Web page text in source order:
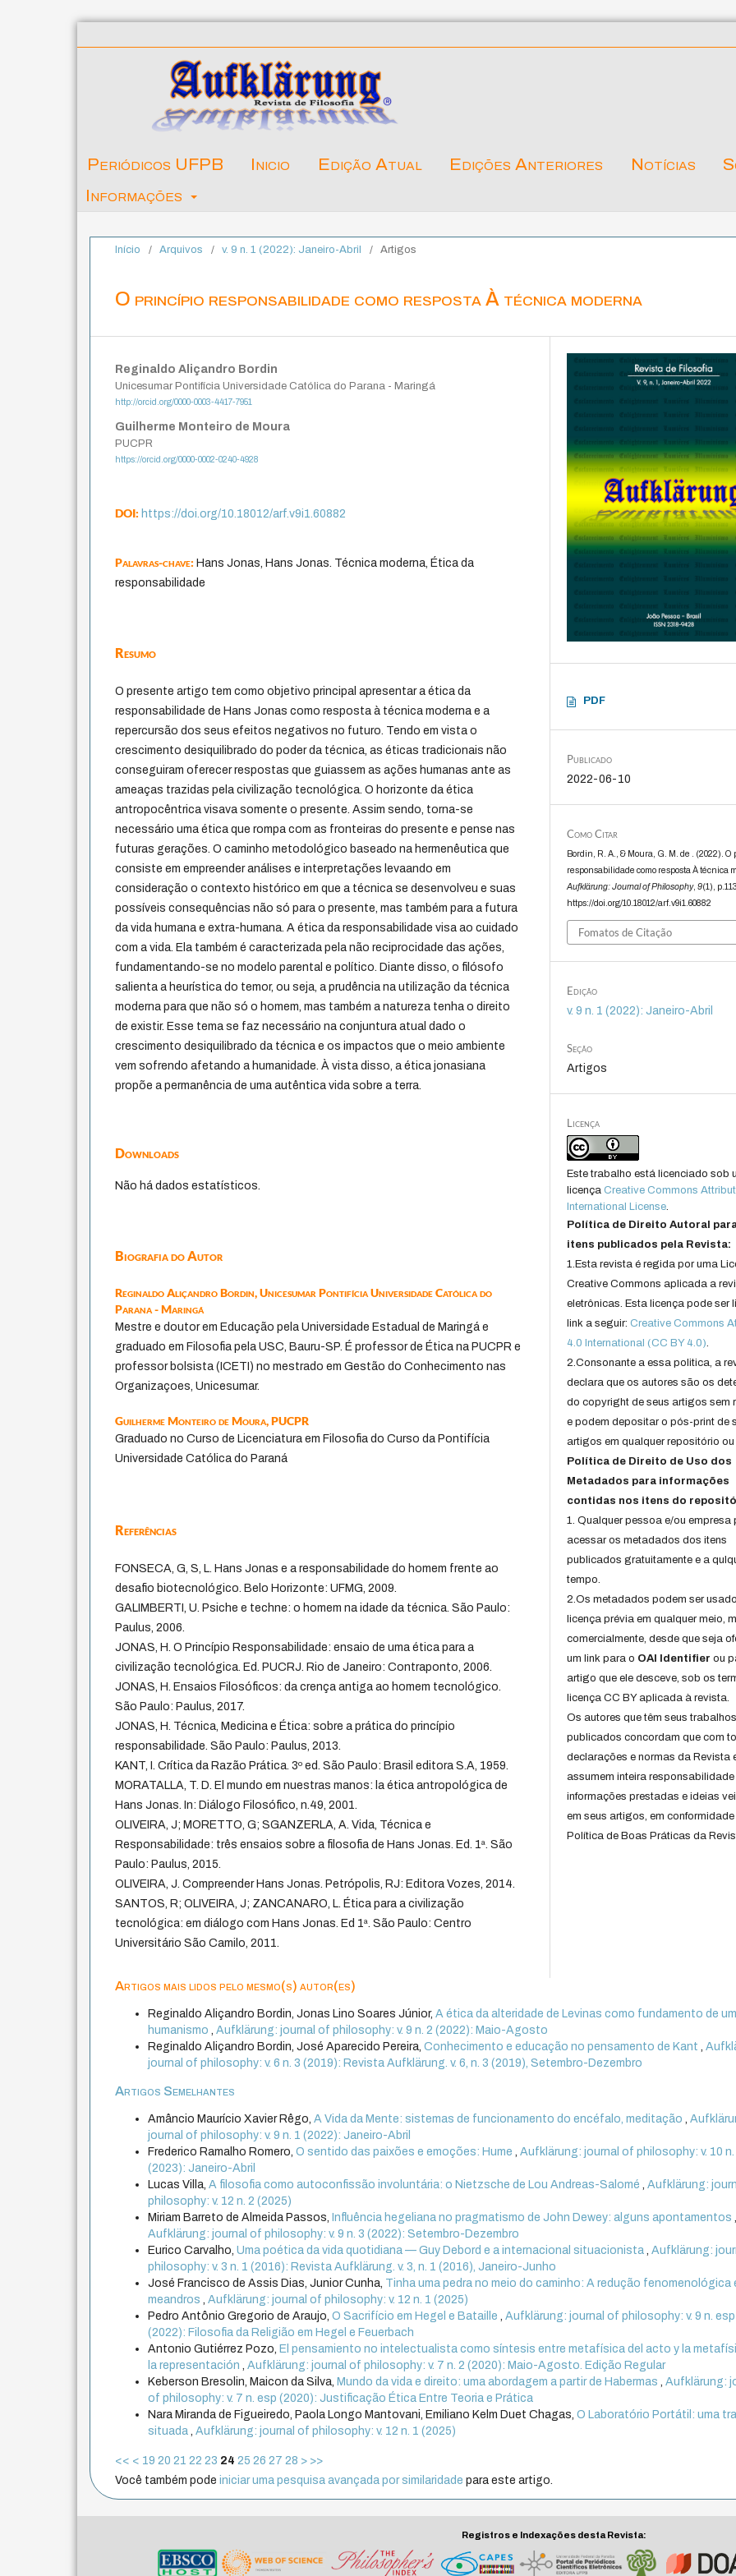
Periódicos UFPB Inicio Edição Atual Edições Anteriores Notícias
Informações
Início / Arquivos / v. 9 n. 1 (2022): Janeiro-Abril / Artigos
O princípio responsabilidade como resposta À técnica moderna
Reginaldo Aliçandro Bordin
Unicesumar Pontifícia Universidade Católica do Parana - Maringá
http://orcid.org/0000-0003-4417-7951
Guilherme Monteiro de Moura
PUCPR
https://orcid.org/0000-0002-0240-4928
DOI:https://doi.org/10.18012/arf.v9i1.60882
Palavras-chave:Hans Jonas, Hans Jonas. Técnica moderna, Ética da
responsabilidade
Resumo
O presente artigo tem como objetivo principal apresentar a ética da
responsabilidade de Hans Jonas como resposta à técnica moderna e a
repercursão dos seus efeitos negativos no futuro. Tendo em vista o
crescimento desiquilibrado do poder da técnica, as éticas tradicionais não
conseguiram oferecer respostas que guiassem as ações humanas ante as
ameaças trazidas pela civilização tecnológica. O horizonte da ética
antropocêntrica visava somente o presente. Assim sendo, torna-se
necessário uma ética que rompa com as fronteiras do presente e pense nas
futuras gerações. O caminho metodológico baseado na hermenêutica que
consiste em empreender análises e interpretações levaando em
consideração o contexto histórico em que a técnica se desenvolveu e suas
possíveis consequências não só para o presente, mas também para a futura
da vida humana e extra-humana. A ética da responsabilidade visa ao cuidado
com a vida. Ela também é caracterizada pela não reciprocidade das ações,
fundamentando-se no modelo parental e político. Diante disso, o filósofo
salienta a heurística do temor, ou seja, a prudência na utilização da técnica
moderna para que não só o homem, mas também a natureza tenha o direito
de existir. Esse tema se faz necessário na conjuntura atual dado o
crescimento desiquilibrado da técnica e os impactos que o meio ambiente
vem sofrendo afetando a humanidade. À vista disso, a ética jonasiana
propõe a permanência de uma autêntica vida sobre a terra.
Downloads
Não há dados estatísticos.
Biografia do Autor
Reginaldo Aliçandro Bordin,Unicesumar Pontifícia Universidade Católica do
Parana - Maringá
Mestre e doutor em Educação pela Universidade Estadual de Maringá e
graduado em Filosofia pela USC, Bauru-SP. É professor de Ética na PUCPR e
professor bolsista (ICETI) no mestrado em Gestão do Conhecimento nas
Organizaçoes, Unicesumar.
Guilherme Monteiro de Moura,PUCPR
Graduado no Curso de Licenciatura em Filosofia do Curso da Pontifícia
Universidade Católica do Paraná
Referências
FONSECA, G, S, L. Hans Jonas e a responsabilidade do homem frente ao
desafio biotecnológico. Belo Horizonte: UFMG, 2009.
GALIMBERTI, U. Psiche e techne: o homem na idade da técnica. São Paulo:
Paulus, 2006.
JONAS, H. O Princípio Responsabilidade: ensaio de uma ética para a
civilização tecnológica. Ed. PUCRJ. Rio de Janeiro: Contraponto, 2006.
JONAS, H. Ensaios Filosóficos: da crença antiga ao homem tecnológico.
São Paulo: Paulus, 2017.
JONAS, H. Técnica, Medicina e Ética: sobre a prática do princípio
responsabilidade. São Paulo: Paulus, 2013.
KANT, I. Crítica da Razão Prática. 3º ed. São Paulo: Brasil editora S.A, 1959.
MORATALLA, T. D. El mundo em nuestras manos: la ética antropológica de
Hans Jonas. In: Diálogo Filosófico, n.49, 2001.
OLIVEIRA, J; MORETTO, G; SGANZERLA, A. Vida, Técnica e
Responsabilidade: três ensaios sobre a filosofia de Hans Jonas. Ed. 1ª. São
Paulo: Paulus, 2015.
OLIVEIRA, J. Compreender Hans Jonas. Petrópolis, RJ: Editora Vozes, 2014.
SANTOS, R; OLIVEIRA, J; ZANCANARO, L. Ética para a civilização
tecnológica: em diálogo com Hans Jonas. Ed 1ª. São Paulo: Centro
Universitário São Camilo, 2011.
PDF
Publicado
2022-06-10
Como Citar
Bordin, R. A., & Moura, G. M. de . (2022). O
responsabilidade como resposta À técnica
Aufklärung: Journal of Philosophy,9(1),
https://doi.org/10.18012/arf.v9i1.60882
Fomatos de Citação
Edição
v. 9 n. 1 (2022): Janeiro-Abril
Seção
Artigos
Licença
Este trabalho está licenciado sob
licençaCreative Commons
International License.
Política de Direito Autoral
itens publicados pela Revista:
1.Esta revista é regida por uma
Creative Commons aplicada a
eletrônicas. Esta licença pode ser
link a seguir:Creative Commons
4.0 International (CC BY 4.0).
2.Consonante a essa politica, a
declara que os autores são os
do copyright de seus artigos sem
e podem depositar o pós-print de
artigos em qualquer repositório ou
Política de Direito de Uso dos
Metadados para informações
contidas nos itens do
1. Qualquer pessoa e/ou empresa
acessar os metadados dos itens
publicados gratuitamente e a
tempo.
2.Os metadados podem ser
licença prévia em qualquer meio,
comercialmente, desde que seja
um link para o OAI Identifier ou
artigo que ele desceve, sob os
licença CC BY aplicada à revista.
Os autores que têm seus trabalhos
publicados concordam que com
declarações e normas da Revista
assumem inteira responsabilidade
informações prestadas e ideias
em seus artigos, em
Política de Boas Práticas da
Artigos mais lidos pelo mesmo(s) autor(es)
Reginaldo Aliçandro Bordin, Jonas Lino Soares Júnior,A ética da alteridade de Levinas como fundamento de
humanismo,Aufklärung: journal of philosophy: v. 9 n. 2 (2022): Maio-Agosto
Reginaldo Aliçandro Bordin, José Aparecido Pereira,Conhecimento e educação no pensamento de Kant,
journal of philosophy: v. 6 n. 3 (2019): Revista Aufklärung. v. 6, n. 3 (2019), Setembro-Dezembro
Artigos Semelhantes
Amâncio Maurício Xavier Rêgo,A Vida da Mente: sistemas de funcionamento do encéfalo, meditação,
journal of philosophy: v. 9 n. 1 (2022): Janeiro-Abril
Frederico Ramalho Romero,O sentido das paixões e emoções: Hume,Aufklärung: journal of philosophy: v. 10 n.
(2023): Janeiro-Abril
Lucas Villa,A filosofia como autoconfissão involuntária: o Nietzsche de Lou Andreas-Salomé,Aufklärung:
philosophy: v. 12 n. 2 (2025)
Miriam Barreto de Almeida Passos, Influência hegeliana no pragmatismo de John Dewey: alguns apontamentos,
Aufklärung: journal of philosophy: v. 9 n. 3 (2022): Setembro-Dezembro
Eurico Carvalho,Uma poética da vida quotidiana — Guy Debord e a internacional situacionista,Aufklärung:
philosophy: v. 3 n. 1 (2016): Revista Aufklärung. v. 3, n. 1 (2016), Janeiro-Junho
José Francisco de Assis Dias, Junior Cunha, Tinha uma pedra no meio do caminho: A redução fenomenológica
meandros,Aufklärung: journal of philosophy: v. 12 n. 1 (2025)
Pedro Antônio Gregorio de Araujo,O Sacrifício em Hegel e Bataille,Aufklärung: journal of philosophy: v. 9 n. esp
(2022): Filosofia da Religião em Hegel e Feuerbach
Antonio Gutiérrez Pozo, El pensamiento no intelectualista como síntesis entre metafísica del acto y la
la representación,Aufklärung: journal of philosophy: v. 7 n. 2 (2020): Maio-Agosto. Edição Regular
Keberson Bresolin, Maicon da Silva, Mundo da vida e direito: uma abordagem a partir de Habermas,Aufklärung:
of philosophy: v. 7 n. esp (2020): Justificação Ética Entre Teoria e Prática
Nara Miranda de Figueiredo, Paola Longo Mantovani, Emiliano Kelm Duet Chagas,O Laboratório Portátil: uma
situada,Aufklärung: journal of philosophy: v. 12 n. 1 (2025)
<< < 19 20 21 22 23 24 25 26 27 28 > >>
Você também podeiniciar uma pesquisa avançada por similaridade para este artigo.
Registros e Indexações desta Revista: